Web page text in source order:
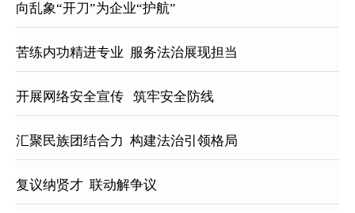
向乱象“开刀”为企业“护航”
苦练内功精进专业  服务法治展现担当
开展网络安全宣传   筑牢安全防线
汇聚民族团结合力  构建法治引领格局
复议纳贤才  联动解争议